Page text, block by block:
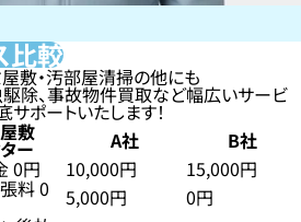
比較
敷・汚部屋清掃の他にも
除、事故物件買取など幅広いサービ
ポートいたします！
敷
ー A社
B社
0円 10,000円
15,000円
料 0 5,000円
0円